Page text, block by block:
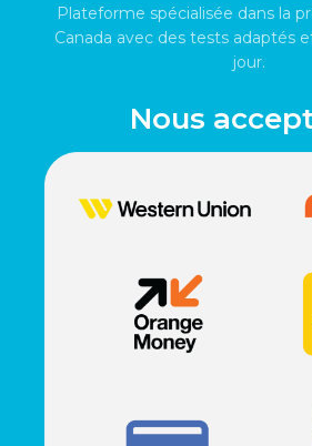
Plateforme spécialisée dans la
Canada avec des tests adaptés
jour.
Nous